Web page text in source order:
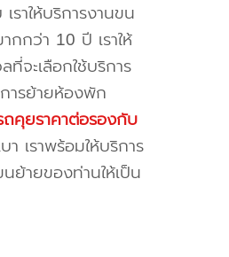
าให้บริการงานขน
กว่า 10 ปี เราให้
จะเลือกใช้บริการ
ารย้ายห้องพัก
คุยราคาต่อรองกับ
เราพร้อมให้บริการ
ย้ายของท่านให้เป็น